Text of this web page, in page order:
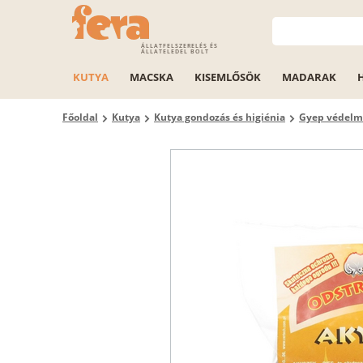
ÁLLATFELSZERELÉS ÉS
ÁLLATELEDEL BOLT
KUTYA MACSKA KISEMLŐSÖK MADARAK
Főoldal Kutya Kutya gondozás és higiénia Gyep